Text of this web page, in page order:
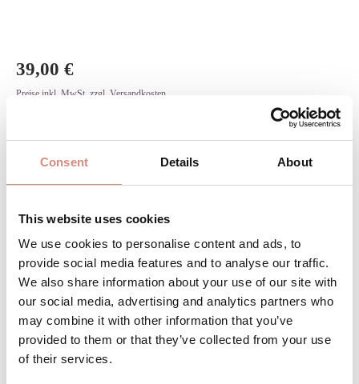
Consent Details About
This website uses cookies
We use cookies to personalise content and ads, to
provide social media features and to analyse our traffic.
We also share information about your use of our site with
our social media, advertising and analytics partners who
may combine it with other information that you’ve
provided to them or that they’ve collected from your use
of their services.
39,00 €
Preise inkl. MwSt. zzgl. Versandkosten
Farbe
AGAVE-AG
L/XL/XXL XS/S/M
Versandbereit – schon in wenigen Tagen bei dir!